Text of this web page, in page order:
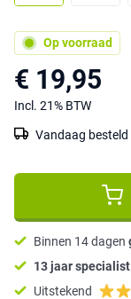
Op voorraad
€ 19,95
Incl. 21% BTW
Vandaag besteld
Binnen 14 dagen
13 jaar specialist
Uitstekend